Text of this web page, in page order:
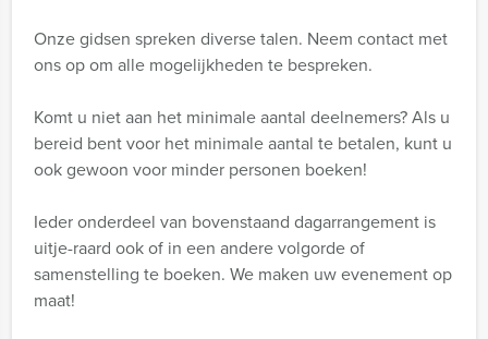
Onze gidsen spreken diverse talen. Neem contact met
ons op om alle mogelijkheden te bespreken.
Komt u niet aan het minimale aantal deelnemers? Als u
bereid bent voor het minimale aantal te betalen, kunt u
ook gewoon voor minder personen boeken!
Ieder onderdeel van bovenstaand dagarrangement is
uitje-raard ook of in een andere volgorde of
samenstelling te boeken. We maken uw evenement op
maat!